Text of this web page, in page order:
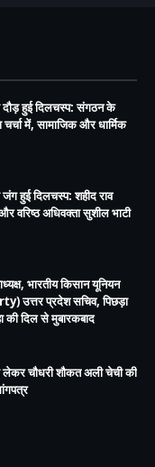
दौड़ हुई दिलचस्प: संगठन के
में, सामाजिक और धार्मिक
जंग हुई दिलचस्प: शहीद राव
वरिष्ठ अधिवक्ता सुशील भाटी
भारतीय किसान यूनियन
उत्तर प्रदेश सचिव, पिछड़ा
दिल से मुबारकबाद
लेकर चौधरी शौकत अली चेची की